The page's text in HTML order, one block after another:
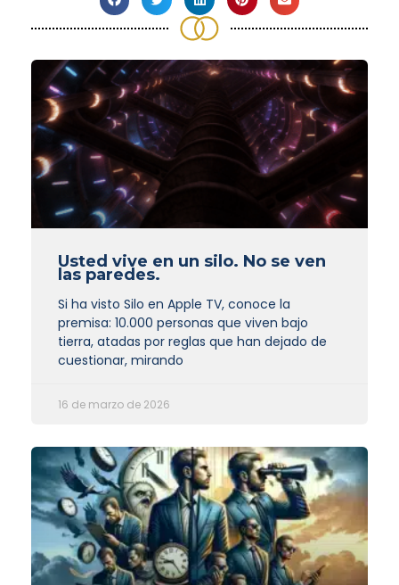
Usted vive en un silo. No se ven
las paredes.
Si ha visto Silo en Apple TV, conoce la
premisa: 10.000 personas que viven bajo
tierra, atadas por reglas que han dejado de
cuestionar, mirando
16 de marzo de 2026